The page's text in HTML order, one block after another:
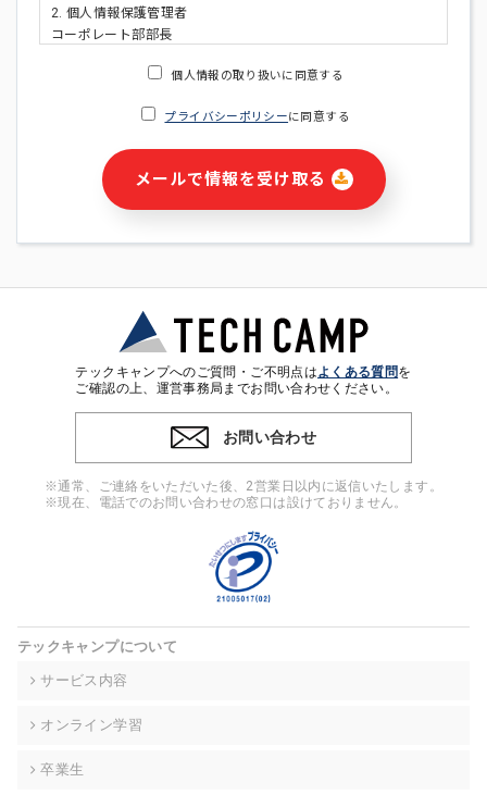
2. 個人情報保護管理者
コーポレート部部長
・ご請求された資料の送付のため
・本サービス及び本サービスに関連する情報(当社及び第三者の
サービス又は商品等の広告配信・宣伝を含みますが、それらに
・個人(法人の場合は担当者)を識別できない形式に加工した統
計情報の作成および利用
※上記の利用目的に基づいた本人への連絡及び配信について
4. 個人情報の第三者提供
ンをとるために、氏名等の一部の情報をサービス内で使用する
チャットツールで発信することにより、本サービスの他の利用
者等に提供することがあります。
当社は事業運営上、前項利用目的の範囲に限って個人情報を外
高い委託先を選定し、個人情報の適正管理・機密保持について
個人情報の開示等(利用目的の通知、開示、内容の訂正・追加・
て、下記の当社問合わせ窓口に申し出ることができます。その
個人情報の取り扱いに同意する
プライバシーポリシーに同意する
メールで情報を受け取る
テックキャンプへのご質問・ご不明点はよくある質問を
ご確認の上、運営事務局までお問い合わせください。
お問い合わせ
※通常、ご連絡をいただいた後、2営業日以内に返信いたします。
※現在、電話でのお問い合わせの窓口は設けておりません。
テックキャンプについて
サービス内容
オンライン学習
卒業生